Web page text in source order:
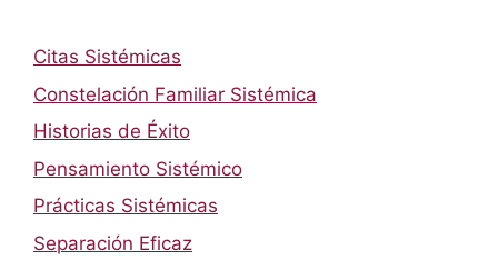
Citas Sistémicas
Constelación Familiar Sistémica
Historias de Éxito
Pensamiento Sistémico
Prácticas Sistémicas
Separación Eficaz